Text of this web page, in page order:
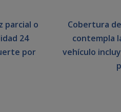
parcial o
24
por
Cobertura
contempla
vehículo